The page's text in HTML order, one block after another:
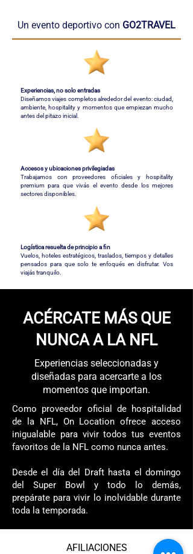
Un evento deportivo con GO2TRAVEL
Experiencias, no solo entradas
Diseñamos viajes completos alrededor del evento: ciudad,
ambiente, hospitality y momentos que empiezan mucho
antes del pitazo inicial.
Accesos y ubicaciones privilegiadas
Trabajamos con proveedores oficiales y hospitality
premium para que vivás el evento desde los mejores
sectores disponibles.
Logística resuelta de principio a fin
Vuelos, hoteles estratégicos, traslados, tiempos y detalles
pensados para que solo te enfoqués en disfrutar. Vos
viajás tranquilo.
ACÉRCATE MÁS QUE
NUNCA A LA NFL
Experiencias seleccionadas y
diseñadas para acercarte a los
momentos que importan.
Como proveedor oficial de hospitalidad
de la NFL, On Location ofrece acceso
inigualable para vivir todos tus eventos
favoritos de la NFL como nunca antes.
Desde el día del Draft hasta el domingo
del Super Bowl y todo lo demás,
prepárate para vivir lo inolvidable durante
toda la temporada.
AFILIACIONES